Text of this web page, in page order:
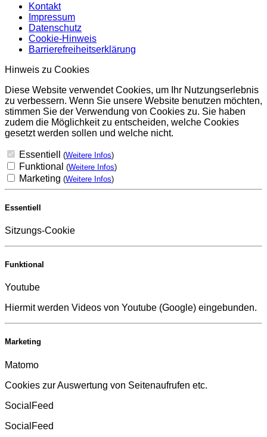
Kontakt
Impressum
Datenschutz
Cookie-Hinweis
Barrierefreiheitserklärung
Hinweis zu Cookies
Diese Website verwendet Cookies, um Ihr Nutzungserlebnis
zu verbessern. Wenn Sie unsere Website benutzen möchten,
stimmen Sie der Verwendung von Cookies zu. Sie haben
zudem die Möglichkeit zu entscheiden, welche Cookies
gesetzt werden sollen und welche nicht.
Essentiell (Weitere Infos)
Funktional (Weitere Infos)
Marketing (Weitere Infos)
Essentiell
Sitzungs-Cookie
Funktional
Youtube
Hiermit werden Videos von Youtube (Google) eingebunden.
Marketing
Matomo
Cookies zur Auswertung von Seitenaufrufen etc.
SocialFeed
SocialFeed